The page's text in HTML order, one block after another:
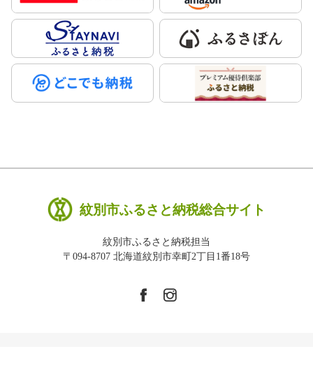
紋別市ふるさと納税総合サイト
紋別市ふるさと納税担当
〒094-8707 北海道紋別市幸町2丁目1番18号